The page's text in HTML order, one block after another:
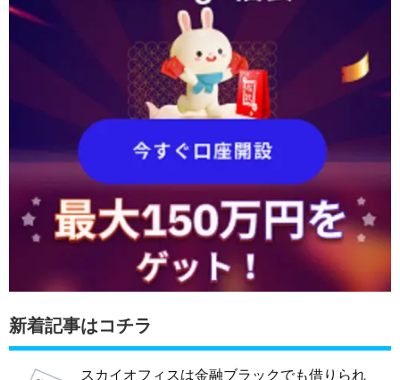
新着記事はコチラ
スカイオフィスは金融ブラックでも借りられ